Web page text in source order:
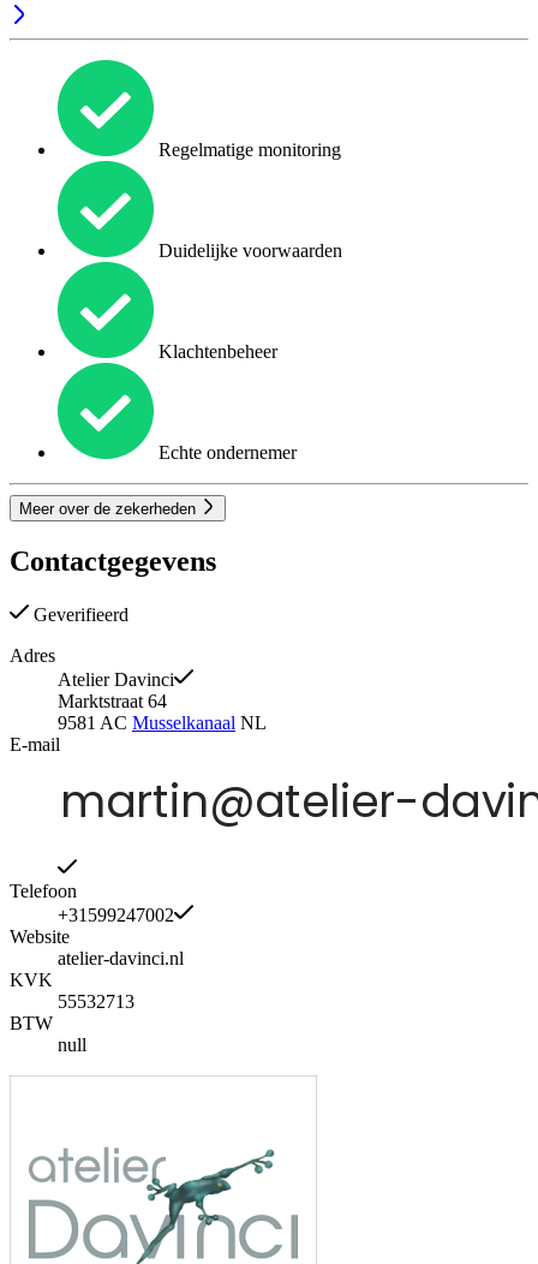
Regelmatige monitoring
Duidelijke voorwaarden
Klachtenbeheer
Echte ondernemer
Meer over de zekerheden
Contactgegevens
Geverifieerd
Adres
Atelier Davinci
Marktstraat 64
9581 AC Musselkanaal NL
E-mail
Telefoon
+31599247002
Website
atelier-davinci.nl
KVK
55532713
BTW
null